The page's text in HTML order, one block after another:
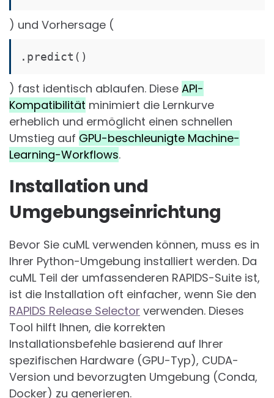
) und Vorhersage (
.predict()
) fast identisch ablaufen. Diese API-
Kompatibilität minimiert die Lernkurve
erheblich und ermöglicht einen schnellen
Umstieg auf GPU-beschleunigte Machine-
Learning-Workflows.
Installation und
Umgebungseinrichtung
Bevor Sie cuML verwenden können, muss es in
Ihrer Python-Umgebung installiert werden. Da
cuML Teil der umfassenderen RAPIDS-Suite ist,
ist die Installation oft einfacher, wenn Sie den
RAPIDS Release Selector verwenden. Dieses
Tool hilft Ihnen, die korrekten
Installationsbefehle basierend auf Ihrer
spezifischen Hardware (GPU-Typ), CUDA-
Version und bevorzugten Umgebung (Conda,
Docker) zu generieren.